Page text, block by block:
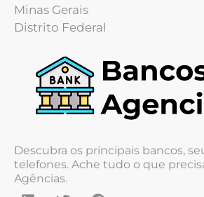
Minas Gerais
Distrito Federal
Descubra os principais bancos,
telefones. Ache tudo o que
Agências.